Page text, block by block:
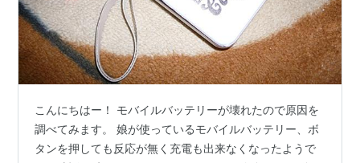
こんにちはー！ モバイルバッテリーが壊れたので原因を
調べてみます。 娘が使っているモバイルバッテリー、ボ
タンを押しても反応が無く充電も出来なくなったようで